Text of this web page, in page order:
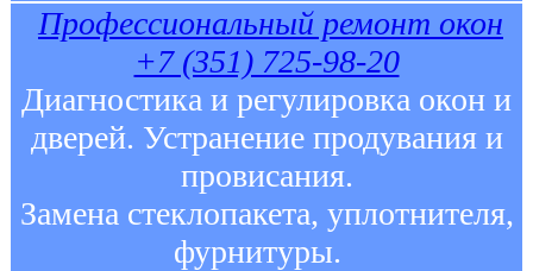
Профессиональный ремонт окон
+7 (351) 725-98-20
Диагностика и регулировка окон и
дверей. Устранение продувания и
провисания.
Замена стеклопакета, уплотнителя,
фурнитуры.